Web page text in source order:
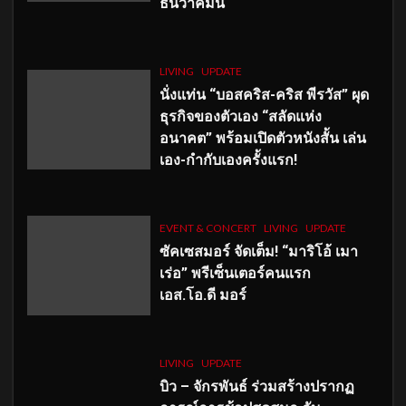
LIVING UPDATE
นั่งแท่น “บอสคริส-คริส พีรวัส” ผุด
ธุรกิจของตัวเอง “สลัดแห่ง
อนาคต” พร้อมเปิดตัวหนังสั้น เล่น
เอง-กำกับเองครั้งแรก!
EVENT & CONCERT LIVING UPDATE
ซัคเซสมอร์ จัดเต็ม! “มาริโอ้ เมา
เร่อ” พรีเซ็นเตอร์คนแรก
เอส.โอ.ดี มอร์
LIVING UPDATE
บิว – จักรพันธ์ ร่วมสร้างปรากฏ